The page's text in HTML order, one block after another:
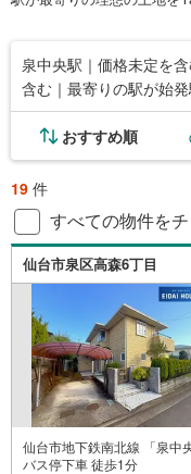
泉中央駅｜価格未定を
含む｜最寄りの駅が始
おすすめ順
19 件
すべての物件を
仙台市泉区高森6丁目
仙台市地下鉄南北線 「泉中
バス停下車 徒歩1分